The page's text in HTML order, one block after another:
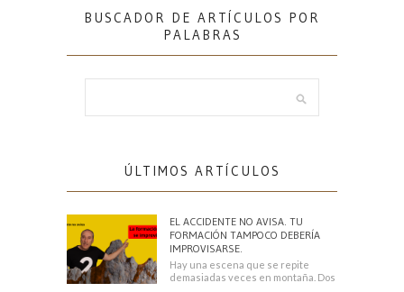
BUSCADOR DE ARTÍCULOS POR
PALABRAS
ÚLTIMOS ARTÍCULOS
EL ACCIDENTE NO AVISA. TU
FORMACIÓN TAMPOCO DEBERÍA
IMPROVISARSE.
Hay una escena que se repite
demasiadas veces en montaña. Dos